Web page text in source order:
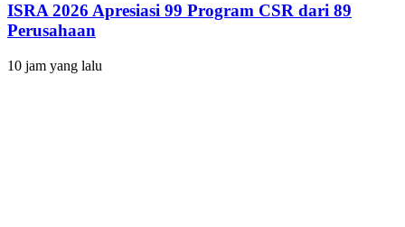
ISRA 2026 Apresiasi 99 Program CSR dari 89
Perusahaan
10 jam yang lalu